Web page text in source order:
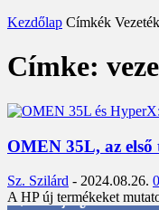
Kezdőlap Címkék
Címke:
OMEN 35L, az első
Sz. Szilárd - 2024.08.26. 0
A HP új termékeket
3,452
Rajongók